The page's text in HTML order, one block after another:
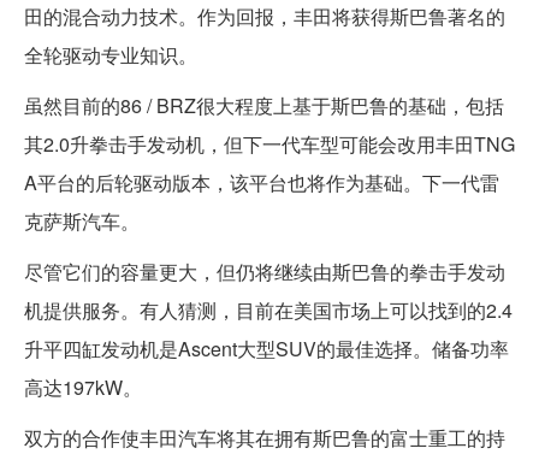
田的混合动力技术。作为回报，丰田将获得斯巴鲁著名的
全轮驱动专业知识。
虽然目前的86 / BRZ很大程度上基于斯巴鲁的基础，包括
其2.0升拳击手发动机，但下一代车型可能会改用丰田TNG
A平台的后轮驱动版本，该平台也将作为基础。下一代雷
克萨斯汽车。
尽管它们的容量更大，但仍将继续由斯巴鲁的拳击手发动
机提供服务。有人猜测，目前在美国市场上可以找到的2.4
升平四缸发动机是Ascent大型SUV的最佳选择。储备功率
高达197kW。
双方的合作使丰田汽车将其在拥有斯巴鲁的富士重工的持